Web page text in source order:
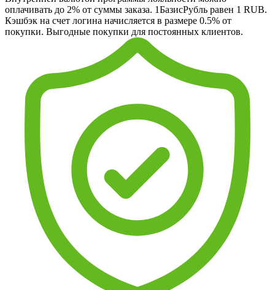
оплачивать до 2% от суммы заказа. 1БазисРубль равен 1 RUB.
Кэшбэк на счет логина начисляется в размере 0.5% от
покупки. Выгодные покупки для постоянных клиентов.